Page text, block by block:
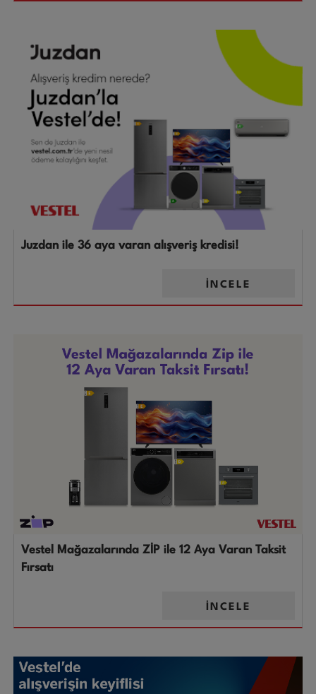
Juzdan ile 36 aya varan alışveriş kredisi!
İNCELE
Vestel Mağazalarında ZİP ile 12 Aya Varan Taksit
Fırsatı
İNCELE